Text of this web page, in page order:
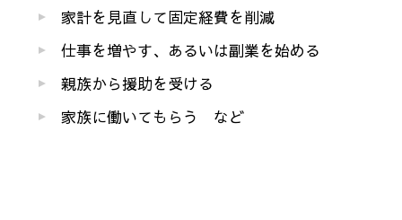
家計を見直して固定経費を削減
仕事を増やす、あるいは副業を始める
親族から援助を受ける
家族に働いてもらう など